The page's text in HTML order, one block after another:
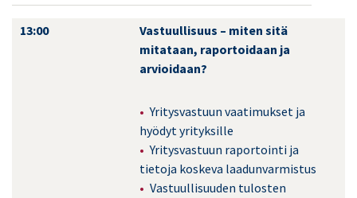
13:00
Vastuullisuus – miten sitä
mitataan, raportoidaan ja
arvioidaan?
Yritysvastuun vaatimukset ja
hyödyt yrityksille
Yritysvastuun raportointi ja
tietoja koskeva laadunvarmistus
Vastuullisuuden tulosten